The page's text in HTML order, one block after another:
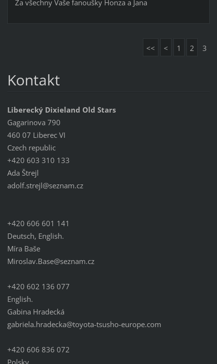
Za všechny Vaše fanoušky Honza a Jana
<< < 1 2 3
Kontakt
Liberecký Dixieland Old Stars
Gagarinova 790
460 07 Liberec VI
Czech republic
+420 603 310 133
Ada Štrejl
adolf.strejl@seznam.cz
+420 606 601 141
Deutsch, English.
Míra Baše
Miroslav.Base@seznam.cz
+420 602 136 077
English.
Gabina Hradecká
gabriela.hradecka@toyota-tsusho-europe.com
+420 606 836 072
Polsky.